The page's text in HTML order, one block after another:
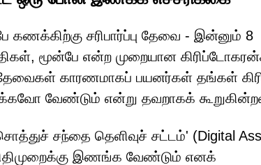
சரிபார்ப்பு தேவை - இன்னும் 8
மூன்பே என்ற முறையான
தேவைகள் காரணமாகப் பயனர்கள் தங்கள்
வேண்டும் என்று தவறாகக்
சந்தை தெளிவுச் சட்டம்' (Digital
இணங்க வேண்டும் எனக்